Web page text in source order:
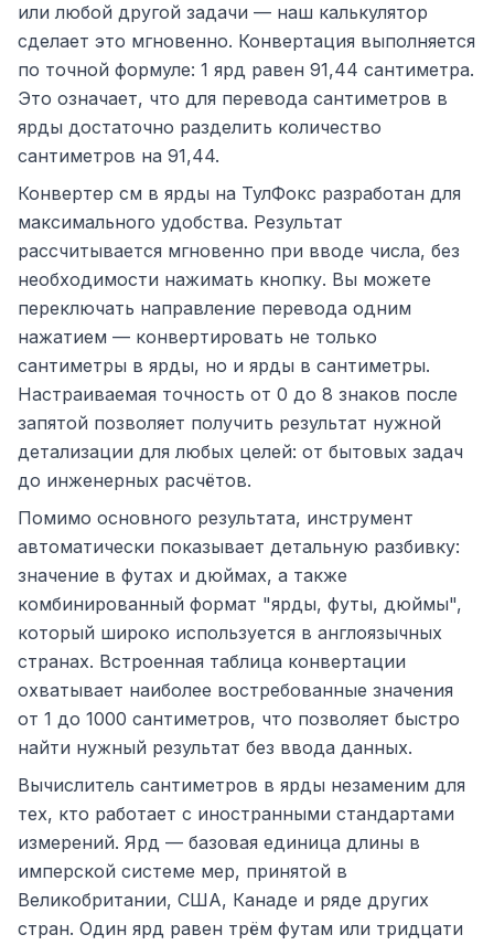
или любой другой задачи — наш калькулятор
сделает это мгновенно. Конвертация выполняется
по точной формуле: 1 ярд равен 91,44 сантиметра.
Это означает, что для перевода сантиметров в
ярды достаточно разделить количество
сантиметров на 91,44.
Конвертер см в ярды на ТулФокс разработан для
максимального удобства. Результат
рассчитывается мгновенно при вводе числа, без
необходимости нажимать кнопку. Вы можете
переключать направление перевода одним
нажатием — конвертировать не только
сантиметры в ярды, но и ярды в сантиметры.
Настраиваемая точность от 0 до 8 знаков после
запятой позволяет получить результат нужной
детализации для любых целей: от бытовых задач
до инженерных расчётов.
Помимо основного результата, инструмент
автоматически показывает детальную разбивку:
значение в футах и дюймах, а также
комбинированный формат "ярды, футы, дюймы",
который широко используется в англоязычных
странах. Встроенная таблица конвертации
охватывает наиболее востребованные значения
от 1 до 1000 сантиметров, что позволяет быстро
найти нужный результат без ввода данных.
Вычислитель сантиметров в ярды незаменим для
тех, кто работает с иностранными стандартами
измерений. Ярд — базовая единица длины в
имперской системе мер, принятой в
Великобритании, США, Канаде и ряде других
стран. Один ярд равен трём футам или тридцати